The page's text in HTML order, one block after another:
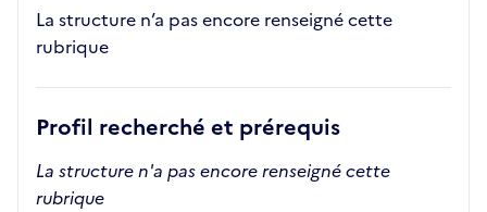
La structure n’a pas encore renseigné cette
rubrique
Profil recherché et prérequis
La structure n'a pas encore renseigné cette
rubrique